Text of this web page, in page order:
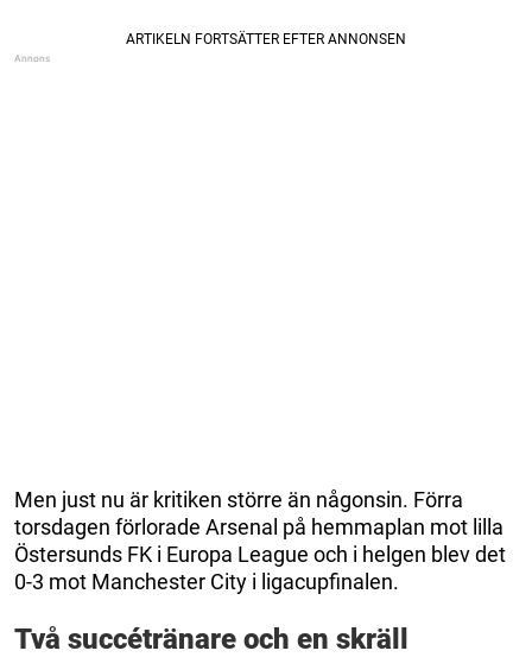
Men just nu är kritiken större än någonsin. Förra
torsdagen förlorade Arsenal på hemmaplan mot lilla
Östersunds FK i Europa League och i helgen blev det
0-3 mot Manchester City i ligacupfinalen.
Två succétränare och en skräll